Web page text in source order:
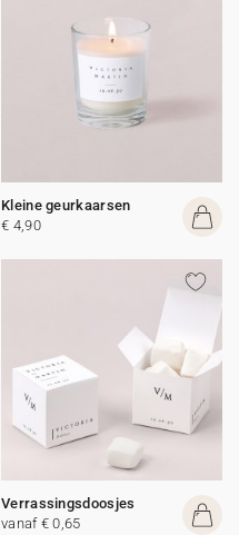
Kleine geurkaarsen
€ 4,90
Verrassingsdoosjes
vanaf € 0,65